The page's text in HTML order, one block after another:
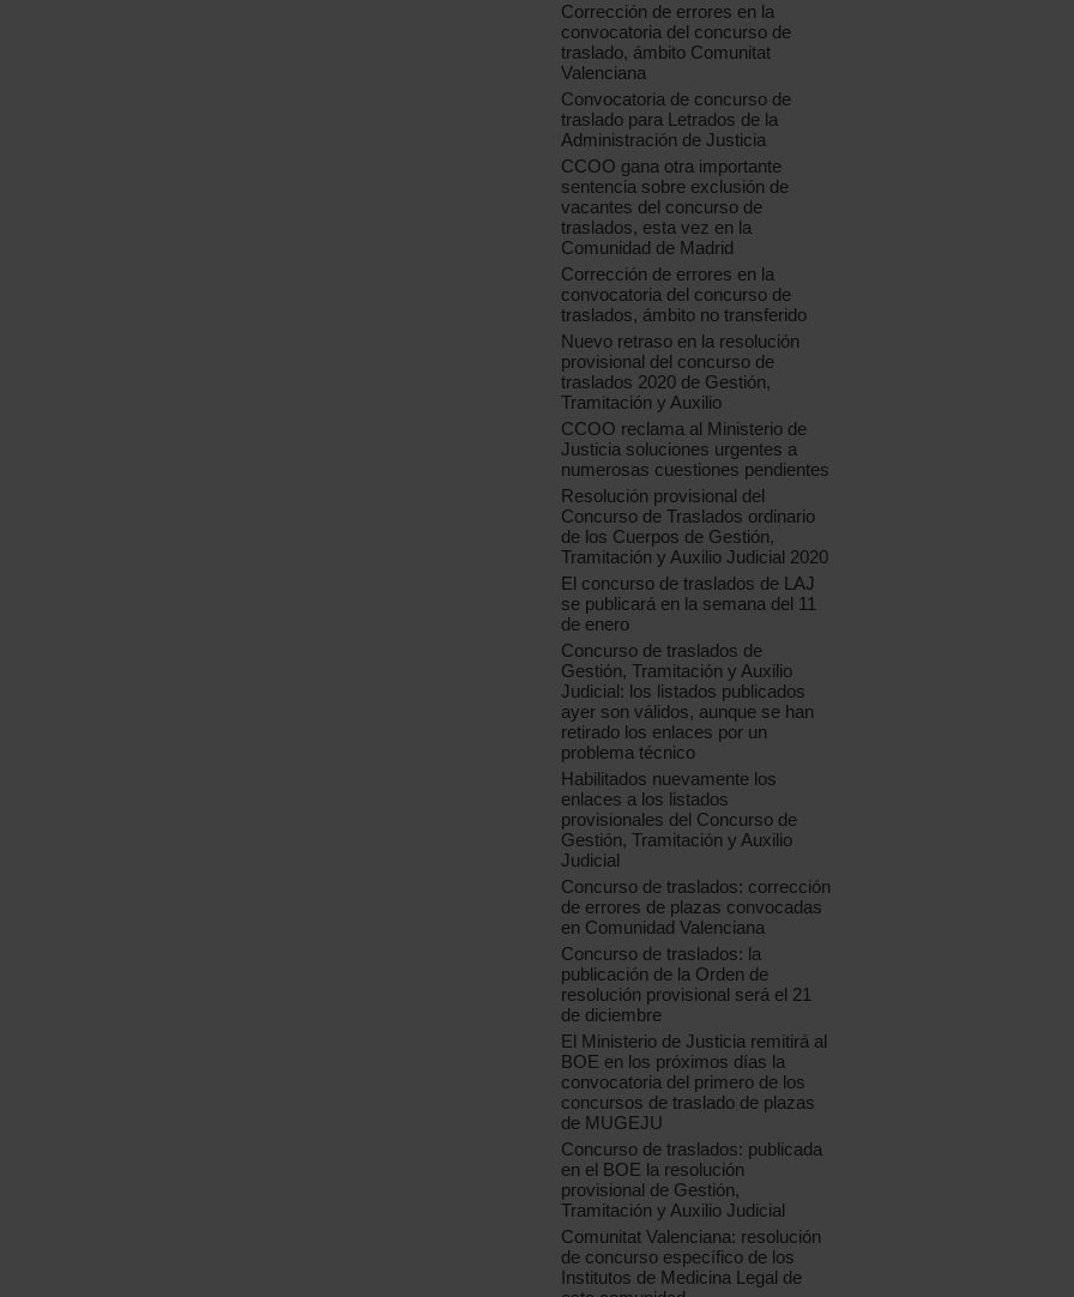
Corrección de errores en la
convocatoria del concurso de
traslado, ámbito Comunitat
Valenciana
Convocatoria de concurso de
traslado para Letrados de la
Administración de Justicia
CCOO gana otra importante
sentencia sobre exclusión de
vacantes del concurso de
traslados, esta vez en la
Comunidad de Madrid
Corrección de errores en la
convocatoria del concurso de
traslados, ámbito no transferido
Nuevo retraso en la resolución
provisional del concurso de
traslados 2020 de Gestión,
Tramitación y Auxilio
CCOO reclama al Ministerio de
Justicia soluciones urgentes a
numerosas cuestiones pendientes
Resolución provisional del
Concurso de Traslados ordinario
de los Cuerpos de Gestión,
Tramitación y Auxilio Judicial 2020
El concurso de traslados de LAJ
se publicará en la semana del 11
de enero
Concurso de traslados de
Gestión, Tramitación y Auxilio
Judicial: los listados publicados
ayer son válidos, aunque se han
retirado los enlaces por un
problema técnico
Habilitados nuevamente los
enlaces a los listados
provisionales del Concurso de
Gestión, Tramitación y Auxilio
Judicial
Concurso de traslados: corrección
de errores de plazas convocadas
en Comunidad Valenciana
Concurso de traslados: la
publicación de la Orden de
resolución provisional será el 21
de diciembre
El Ministerio de Justicia remitirá al
BOE en los próximos días la
convocatoria del primero de los
concursos de traslado de plazas
de MUGEJU
Concurso de traslados: publicada
en el BOE la resolución
provisional de Gestión,
Tramitación y Auxilio Judicial
Comunitat Valenciana: resolución
de concurso específico de los
Institutos de Medicina Legal de